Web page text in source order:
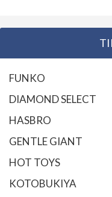
FUNKO
DIAMOND SELECT
HASBRO
GENTLE GIANT
HOT TOYS
KOTOBUKIYA